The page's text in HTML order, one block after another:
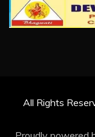
All Rights